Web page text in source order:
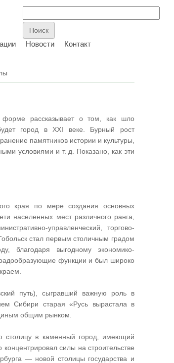
Новости Контакт
рассказывает о том, как шло
город в XXI веке. Бурный рост
памятников истории и культуры,
условиями и т. д. Показано, как эти
края по мере создания основных
населенных мест различного ранга,
управленческий, торгово-
стал первым столичным градом
благодаря выгодному экономико-
функции и был широко
путь), сыгравший важную роль в
Сибири старая «Русь вырастала в
общим рынком.
столицу в каменный город, имеющий
силы на строительстве
— новой столицы государства и